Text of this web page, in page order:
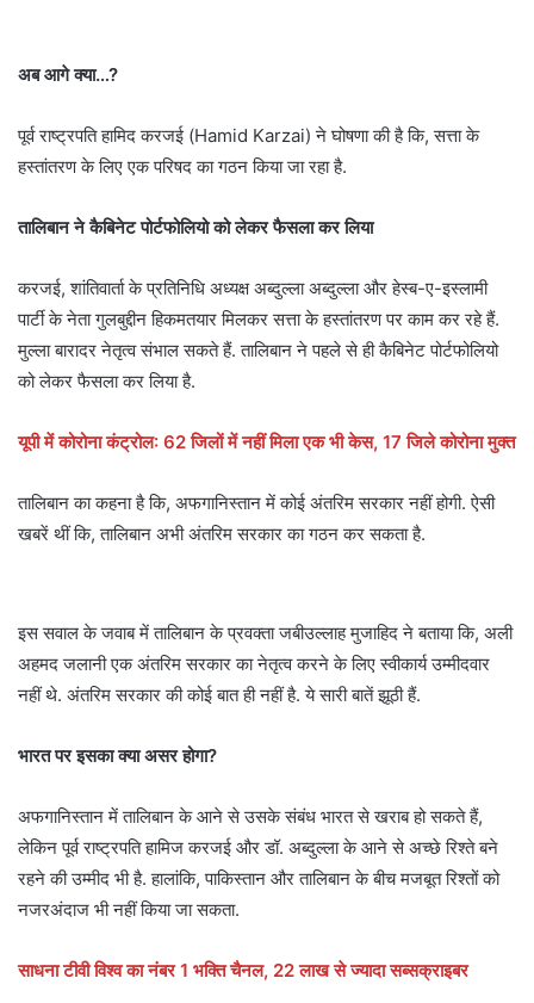
अब आगे क्या…?
पूर्व राष्ट्रपति हामिद करजई (Hamid Karzai) ने घोषणा की है कि, सत्ता के
हस्तांतरण के लिए एक परिषद का गठन किया जा रहा है.
तालिबान ने कैबिनेट पोर्टफोलियो को लेकर फैसला कर लिया
करजई, शांतिवार्ता के प्रतिनिधि अध्यक्ष अब्दुल्ला अब्दुल्ला और हेस्ब-ए-इस्लामी
पार्टी के नेता गुलबुद्दीन हिकमतयार मिलकर सत्ता के हस्तांतरण पर काम कर रहे हैं.
मुल्ला बारादर नेतृत्व संभाल सकते हैं. तालिबान ने पहले से ही कैबिनेट पोर्टफोलियो
को लेकर फैसला कर लिया है.
यूपी में कोरोना कंट्रोल: 62 जिलों में नहीं मिला एक भी केस, 17 जिले कोरोना मुक्त
तालिबान का कहना है कि, अफगानिस्तान में कोई अंतरिम सरकार नहीं होगी. ऐसी
खबरें थीं कि, तालिबान अभी अंतरिम सरकार का गठन कर सकता है.
इस सवाल के जवाब में तालिबान के प्रवक्ता जबीउल्लाह मुजाहिद ने बताया कि, अली
अहमद जलानी एक अंतरिम सरकार का नेतृत्व करने के लिए स्वीकार्य उम्मीदवार
नहीं थे. अंतरिम सरकार की कोई बात ही नहीं है. ये सारी बातें झूठी हैं.
भारत पर इसका क्या असर होगा?
अफगानिस्तान में तालिबान के आने से उसके संबंध भारत से खराब हो सकते हैं,
लेकिन पूर्व राष्ट्रपति हामिज करजई और डॉ. अब्दुल्ला के आने से अच्छे रिश्ते बने
रहने की उम्मीद भी है. हालांकि, पाकिस्तान और तालिबान के बीच मजबूत रिश्तों को
नजरअंदाज भी नहीं किया जा सकता.
साधना टीवी विश्व का नंबर 1 भक्ति चैनल, 22 लाख से ज्यादा सब्सक्राइबर